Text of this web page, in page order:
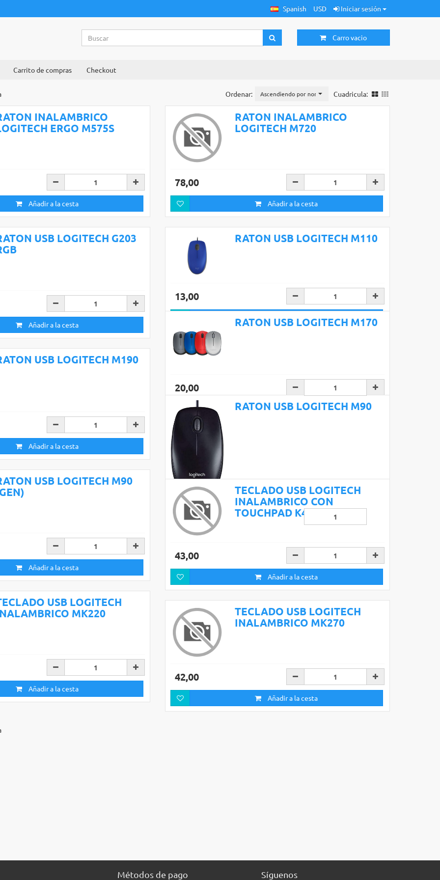
Spanish USD Iniciar sesión
Carro vacio
Carrito de compras Checkout
Cuadricula:
Ordenar: Ascendiendo por nombre
INALAMBRICO
ERGO M575S
Añadir a la cesta
RATON INALAMBRICO
LOGITECH M720
78,00
Añadir a la cesta
USB LOGITECH G203
Añadir a la cesta
RATON USB LOGITECH M110
13,00
Añadir a la cesta
RATON USB LOGITECH M170
20,00
Añadir a la cesta
USB LOGITECH M190
Añadir a la cesta
RATON USB LOGITECH M90
12,00
USB LOGITECH M90
Añadir a la cesta
TECLADO USB LOGITECH
INALAMBRICO CON
TOUCHPAD K400 PLUS
43,00
Añadir a la cesta
USB LOGITECH
MK220
Añadir a la cesta
TECLADO USB LOGITECH
INALAMBRICO MK270
42,00
Añadir a la cesta
Métodos de pago Síguenos